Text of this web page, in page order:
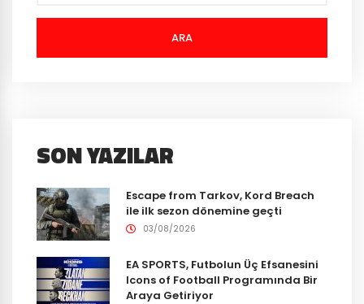
ARA
SON YAZILAR
Escape from Tarkov, Kord Breach
ile ilk sezon dönemine geçti
03/08/2026
EA SPORTS, Futbolun Üç Efsanesini
Icons of Football Programında Bir
Araya Getiriyor